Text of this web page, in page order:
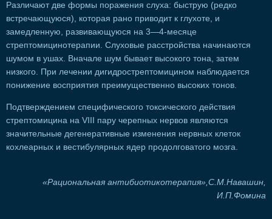
Различают две формы поражения слуха: быструю (редко
встречающуюся), которая рано приводит к глухоте, и
замедленную, развивающуюся на 3—4-месяце
стрептомицинотерапии. Слуховые расстройства начинаются
шумом в ушах. Вначале шум бывает высокого тона, затем
низкого. При лечении дигидрострептомицином наблюдается
понижение восприятия преимущественно высоких тонов.
Подтверждением специфического токсического действия
стрептомицина на VIII пару черепных нервов являются
значительные дегенеративные изменения нервных клеток
кохлеарных и вестибулярных ядер продолговатого мозга.
«Рациональная антибиотикотерапия»,С.М.Навашин,
И.П.Фомина